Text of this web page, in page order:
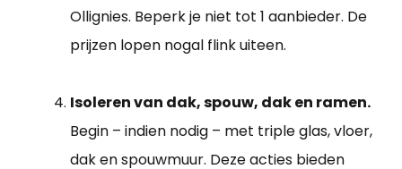
Ollignies. Beperk je niet tot 1 aanbieder. De
prijzen lopen nogal flink uiteen.
Isoleren van dak, spouw, dak en ramen.
Begin – indien nodig – met triple glas, vloer,
dak en spouwmuur. Deze acties bieden